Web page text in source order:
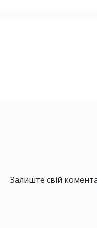
Залиште свій